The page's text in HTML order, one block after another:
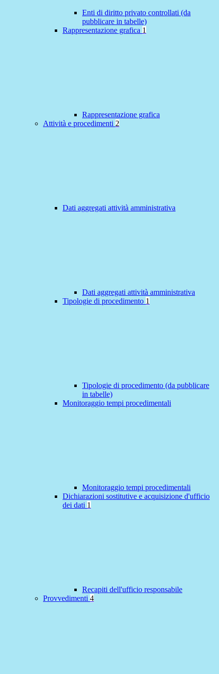
Enti di diritto privato controllati (da
pubblicare in tabelle)
Rappresentazione grafica 1
Rappresentazione grafica
Attività e procedimenti 2
Dati aggregati attività amministrativa
Dati aggregati attività amministrativa
Tipologie di procedimento 1
Tipologie di procedimento (da pubblicare
in tabelle)
Monitoraggio tempi procedimentali
Monitoraggio tempi procedimentali
Dichiarazioni sostitutive e acquisizione d'ufficio
dei dati 1
Recapiti dell'ufficio responsabile
Provvedimenti 4